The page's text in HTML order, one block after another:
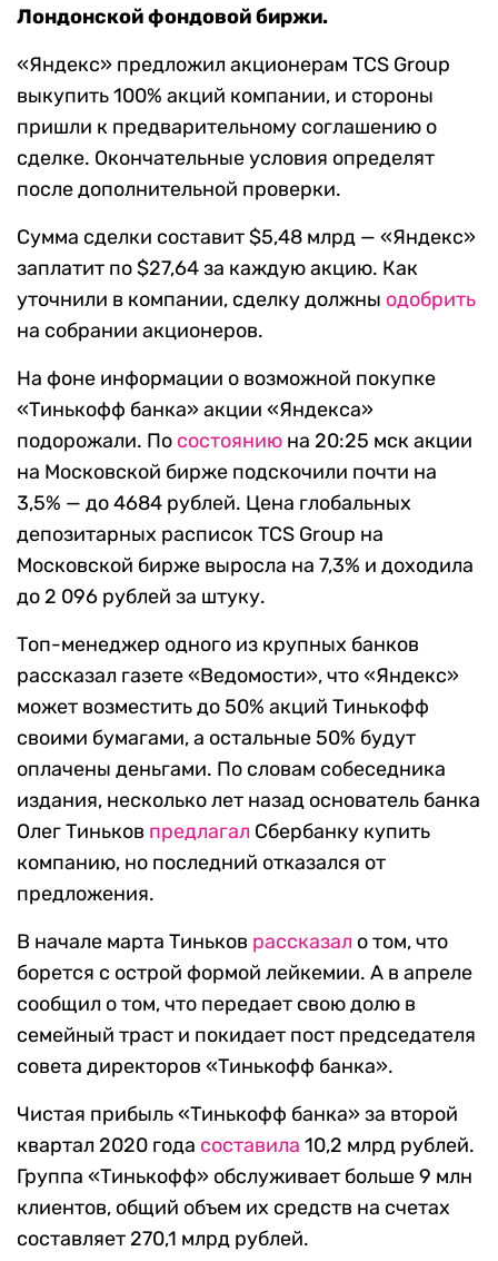
Лондонской фондовой биржи.
«Яндекс» предложил акционерам TCS Group
выкупить 100% акций компании, и стороны
пришли к предварительному соглашению о
сделке. Окончательные условия определят
после дополнительной проверки.
Сумма сделки составит $5,48 млрд — «Яндекс»
заплатит по $27,64 за каждую акцию. Как
уточнили в компании, сделку должны одобрить
на собрании акционеров.
На фоне информации о возможной покупке
«Тинькофф банка» акции «Яндекса»
подорожали. По состоянию на 20:25 мск акции
на Московской бирже подскочили почти на
3,5% — до 4684 рублей. Цена глобальных
депозитарных расписок TCS Group на
Московской бирже выросла на 7,3% и доходила
до 2 096 рублей за штуку.
Топ-менеджер одного из крупных банков
рассказал газете «Ведомости», что «Яндекс»
может возместить до 50% акций Тинькофф
своими бумагами, а остальные 50% будут
оплачены деньгами. По словам собеседника
издания, несколько лет назад основатель банка
Олег Тиньков предлагал Сбербанку купить
компанию, но последний отказался от
предложения.
В начале марта Тиньков рассказал о том, что
борется с острой формой лейкемии. А в апреле
сообщил о том, что передает свою долю в
семейный траст и покидает пост председателя
совета директоров «Тинькофф банка».
Чистая прибыль «Тинькофф банка» за второй
квартал 2020 года составила 10,2 млрд рублей.
Группа «Тинькофф» обслуживает больше 9 млн
клиентов, общий объем их средств на счетах
составляет 270,1 млрд рублей.